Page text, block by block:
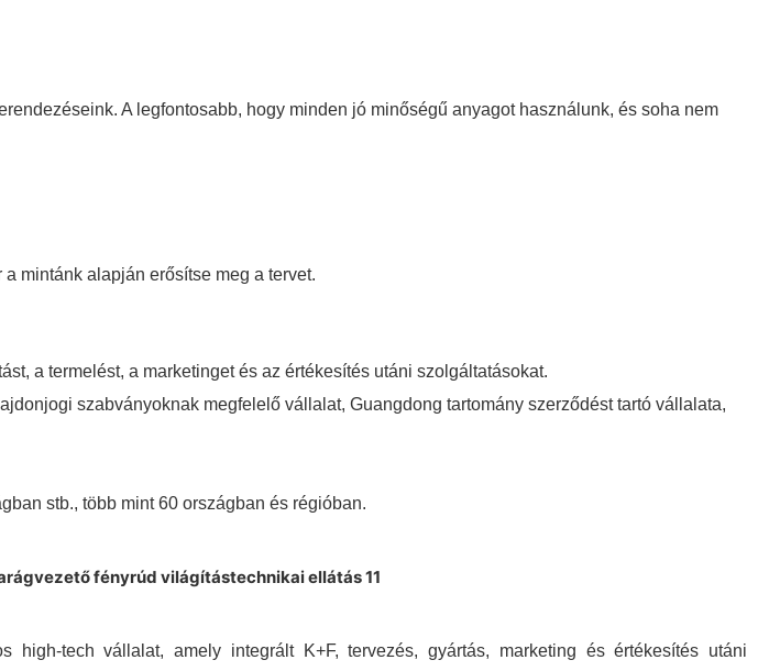
A legfontosabb, hogy minden jó minőségű anyagot használunk, és soha nem
mintánk alapján erősítse meg a tervet.
a termelést, a marketinget és az értékesítés utáni szolgáltatásokat.
szabványoknak megfelelő vállalat, Guangdong tartomány szerződést tartó vállalata,
stb., több mint 60 országban és régióban.
tech vállalat, amely integrált K+F, tervezés, gyártás, marketing és értékesítés utáni